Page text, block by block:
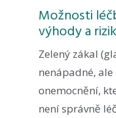
Možnosti
výhody a
Zelený zákal
nenápadné,
onemocnění,
není správně